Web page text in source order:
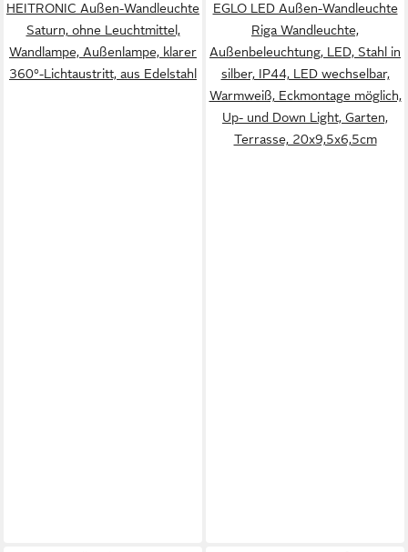
HEITRONIC Außen-Wandleuchte
Saturn, ohne Leuchtmittel,
Wandlampe, Außenlampe, klarer
360°-Lichtaustritt, aus Edelstahl
EGLO LED Außen-Wandleuchte
Riga Wandleuchte,
Außenbeleuchtung, LED, Stahl in
silber, IP44, LED wechselbar,
Warmweiß, Eckmontage möglich,
Up- und Down Light, Garten,
Terrasse, 20x9,5x6,5cm